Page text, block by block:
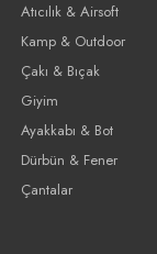
Atıcılık & Airsoft
Kamp & Outdoor
Çakı & Bıçak
Giyim
Ayakkabı & Bot
Dürbün & Fener
Çantalar